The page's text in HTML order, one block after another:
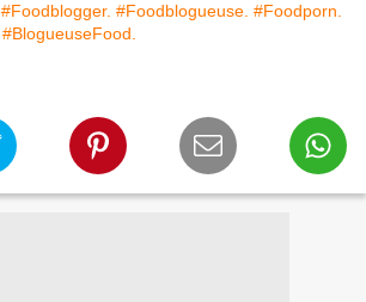
#Foodblogger. #Foodblogueuse. #Foodporn.
#BlogueuseFood.